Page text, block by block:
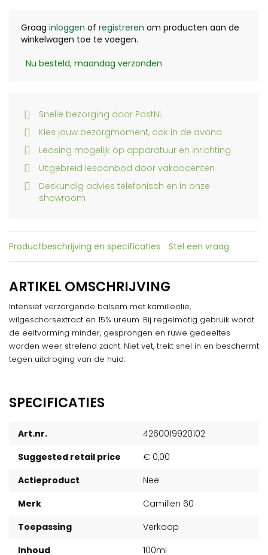
Graag inloggen of registreren om producten aan de
winkelwagen toe te voegen.
Nu besteld, maandag verzonden
Snelle bezorging door PostNL
Kies jouw bezorgmoment, ook in de avond
Leasing mogelijk op apparatuur en inrichting
Uitgebreid lesaanbod door vakdocenten
Deskundig advies telefonisch en in onze
showroom
Productbeschrijving en specificaties Stel een vraag
ARTIKEL OMSCHRIJVING
Intensief verzorgende balsem met kamilleolie,
wilgeschorsextract en 15% ureum. Bij regelmatig gebruik wordt
de eeltvorming minder, gesprongen en ruwe gedeeltes
worden weer strelend zacht. Niet vet, trekt snel in en beschermt
tegen uitdroging van de huid.
SPECIFICATIES
Art.nr.
4260019920102
Suggested retail price
€ 0,00
Actieproduct
Nee
Merk
Camillen 60
Toepassing
Verkoop
Inhoud
100ml